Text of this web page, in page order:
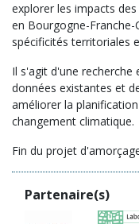
explorer les impacts
en Bourgogne-
spécificités territoriales
Il s'agit d'une recherche
données existantes et
améliorer la
changement climatique.
Fin du projet
Partenaire(s)